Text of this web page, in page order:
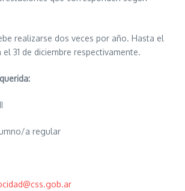
realizarse dos veces por año. Hasta el
31 de diciembre respectivamente.
a regular